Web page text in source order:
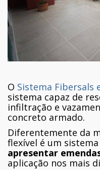
O Sistema Fibersals
sistema capaz de
infiltração e
concreto armado.
Diferentemente da
flexível é um sistema
apresentar
aplicação nos mais